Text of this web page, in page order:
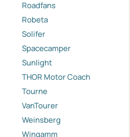
Roadfans
Robeta
Solifer
Spacecamper
Sunlight
THOR Motor Coach
Tourne
VanTourer
Weinsberg
Wingamm